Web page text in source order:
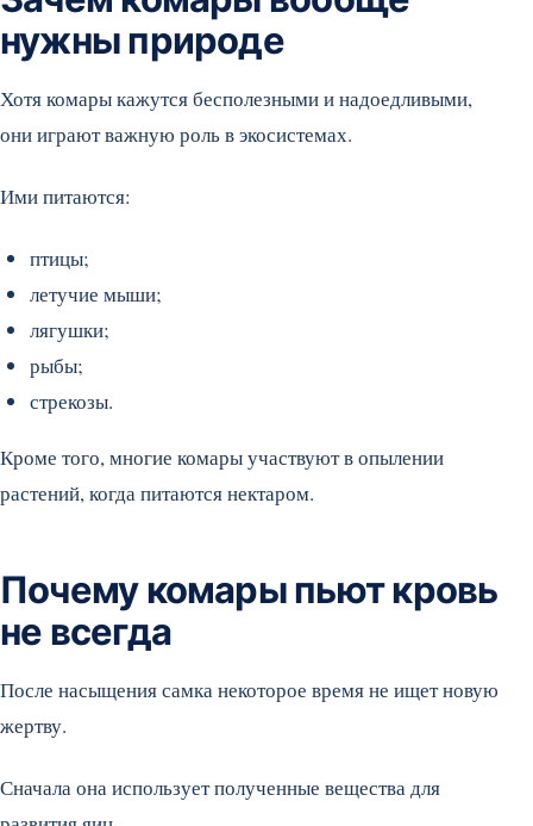
нужны природе
Хотя комары кажутся бесполезными и надоедливыми,
они играют важную роль в экосистемах.
Ими питаются:
птицы;
летучие мыши;
лягушки;
рыбы;
стрекозы.
Кроме того, многие комары участвуют в опылении
растений, когда питаются нектаром.
Почему комары пьют кровь
не всегда
После насыщения самка некоторое время не ищет новую
жертву.
Сначала она использует полученные вещества для